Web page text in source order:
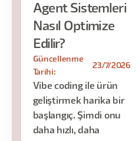
Agent Sistemleri
Nasıl Optimize
Edilir?
Güncellenme
Tarihi:
23/7/2026
Vibe coding ile ürün
geliştirmek harika bir
başlangıç. Şimdi onu
daha hızlı, daha